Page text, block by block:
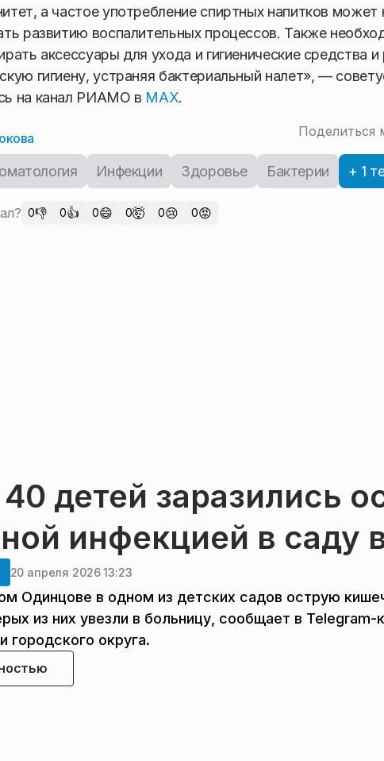
а частое употребление спиртных напитков
развитию воспалительных процессов. Также
аксессуары для ухода и гигиенические средства
гигиену, устраняя бактериальный налет», —
на канал РИАМО в MAX.
Поделиться
Инфекции Здоровье Бактерии + 1
0👎 0👍 0😄 0🤯 0😢 0😡
детей заразились
инфекцией в саду
20 апреля 2026 13:23
Одинцове в одном из детских садов острую
из них увезли в больницу, сообщает в
городского округа.